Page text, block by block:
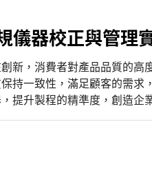
儀器校正與管理
新，消費者對產品品質的高
持一致性，滿足顧客的需
提升製程的精準度，創造企